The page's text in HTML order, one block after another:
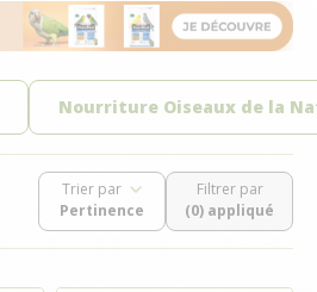
Nourriture Oiseaux de la
Trier par
Filtrer par
(0) appliqué